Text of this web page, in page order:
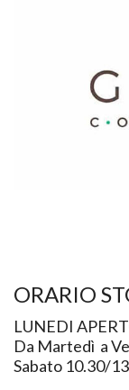
ORARIO
LUNEDI
Da Martedì a
Sabato 10.30/